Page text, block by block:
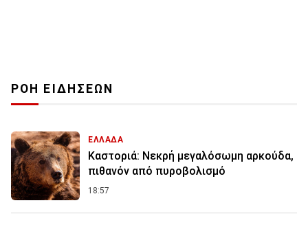
ΡΟΗ ΕΙΔΗΣΕΩΝ
ΕΛΛΑΔΑ
Καστοριά: Νεκρή μεγαλόσωμη αρκούδα,
πιθανόν από πυροβολισμό
18:57